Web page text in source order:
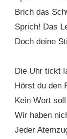
Brich das
Sprich! Das
Doch deine
Die Uhr tickt
Hörst du den
Kein Wort
Wir haben
Jeder